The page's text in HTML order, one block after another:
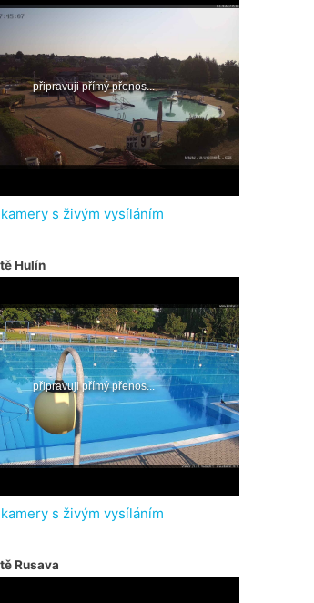
s živým vysíláním
Hulín
s živým vysíláním
Rusava